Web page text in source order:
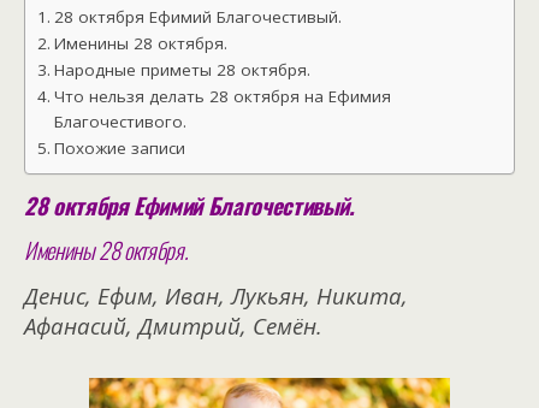
28 октября Ефимий Благочестивый.
Именины 28 октября.
Народные приметы 28 октября.
Что нельзя делать 28 октября на Ефимия
Благочестивого.
Похожие записи
28 октября Ефимий Благочестивый.
Именины 28 октября.
Денис, Ефим, Иван, Лукьян, Никита,
Афанасий, Дмитрий, Семён.